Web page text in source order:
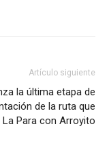
Artículo siguiente
la última etapa de
de la ruta que
La Para con Arroyito